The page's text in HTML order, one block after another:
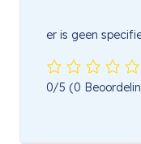
er is geen
0/5 (0